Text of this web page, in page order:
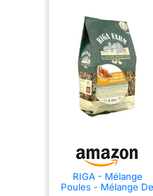
RIGA - Mélange
Poules - Mélange De